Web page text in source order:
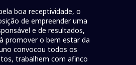
boa receptividade, o
de empreender uma
e de resultados,
promover o bem estar da
convocou todos os
trabalhem com afinco